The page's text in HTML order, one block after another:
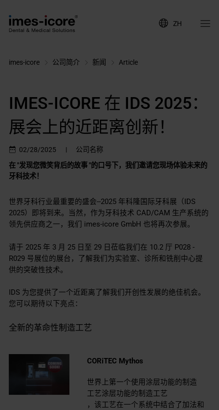
ZH
imes-icore 公司简介 新闻 Article
IMES-ICORE 在 IDS 2025：
展会上的近距离创新！
02/28/2025 |
公司名称
在 "发现您微笑背后的故事 "的口号下，我们邀请您现场体验未来的
牙科技术！
世界牙科行业最重要的盛会--2025 年科隆国际牙科展（IDS
2025）即将到来。当然，作为牙科技术 CAD/CAM 生产系统的
领先供应商之一，我们 imes-icore GmbH 也将再次参展。
请于 2025 年 3 月 25 日至 29 日莅临我们在 10.2 厅 P028 -
R029 号展位的展台，了解我们为实验室、诊所和铣削中心提
供的突破性技术。
IDS 为您提供了一个近距离了解我们开创性发展的绝佳机会。
您可以期待以下亮点：
全新的革命性制造工艺
CORiTEC Mythos
世界上第一个使用涂层功能的制造
工艺涂层功能的制造工艺
，该工艺在一个系统中结合了加法和